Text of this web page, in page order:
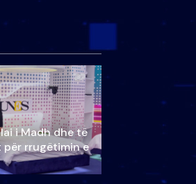
i Madh dhe të
rrugëtimin e